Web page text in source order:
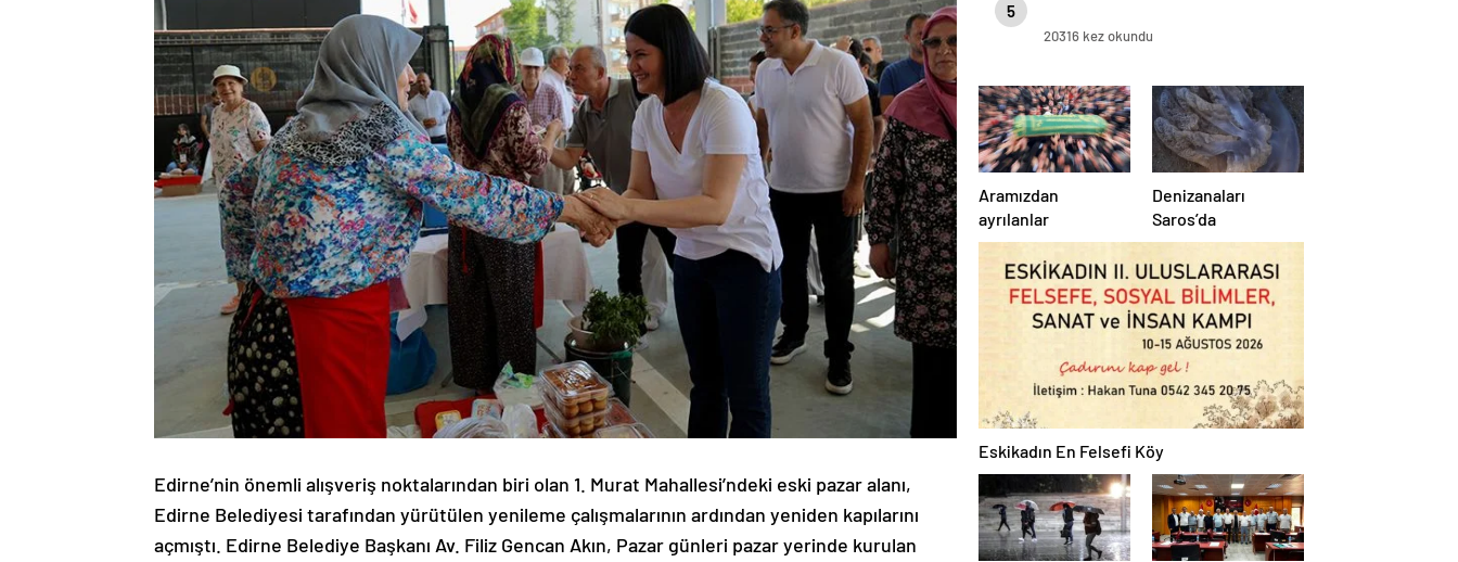
Edirne’nin önemli alışveriş noktalarından biri olan 1. Murat Mahallesi’ndeki eski pazar alanı,
Edirne Belediyesi tarafından yürütülen yenileme çalışmalarının ardından yeniden kapılarını
açmıştı. Edirne Belediye Başkanı Av. Filiz Gencan Akın, Pazar günleri pazar yerinde kurulan
5
20316 kez okundu
Aramızdan
ayrılanlar
Denizanaları
Saros’da
Eskikadın En Felsefi Köy